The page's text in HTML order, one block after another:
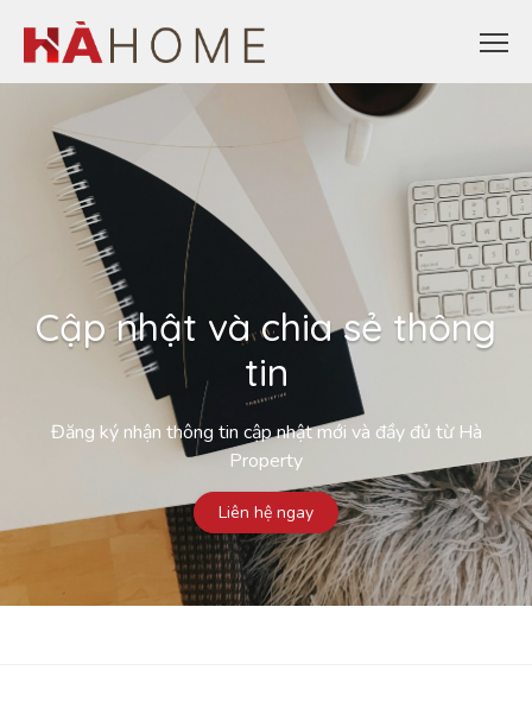
Cập nhật và chia sẻ thông
tin
Đăng ký nhận thông tin cập nhật mới và đầy đủ từ Hà
Property
Liên hệ ngay